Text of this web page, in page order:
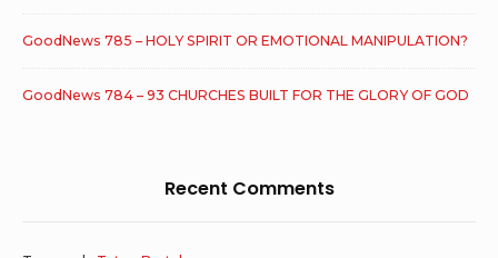
GoodNews 785 – HOLY SPIRIT OR EMOTIONAL MANIPULATION?
GoodNews 784 – 93 CHURCHES BUILT FOR THE GLORY OF GOD
Recent Comments